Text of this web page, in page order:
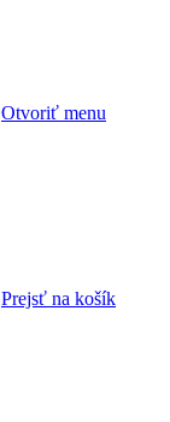
Otvoriť menu
Prejsť na košík